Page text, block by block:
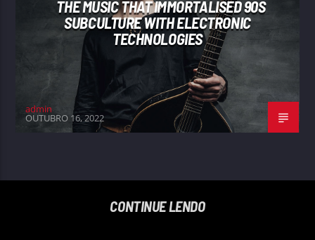
THE MUSIC THAT IMMORTALISED 90S
SUBCULTURE WITH ELECTRONIC
TECHNOLOGIES
admin
OUTUBRO 16, 2022
CONTINUE LENDO